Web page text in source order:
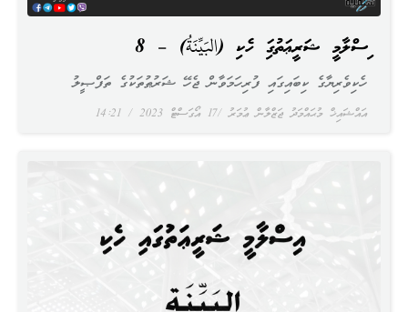
އިސްލާމީ ޝަރީޢަތުގައި ހެކި (البَيِّنَةُ) – 8
އައްޝައިޚް މުޙައްމަދު ޖަޒްލާން ޢުމަރު 17 އޯގަސްޓް 2023
ހެކިވެރިޔާގެ ކިބައިގައި ފުރިހަމަވާން ޖެހޭ ޝަރުޠުތަކުގެ ތަފްޞީލު